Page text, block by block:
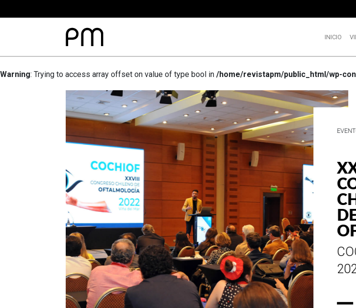
INICIO
Warning: Trying to access array offset on value of type bool in /home/revistapm/public_html/wp-